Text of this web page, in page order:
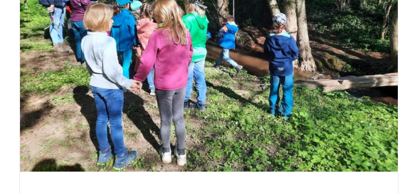
Lobby für Kinder e.V.
Gründerstorys